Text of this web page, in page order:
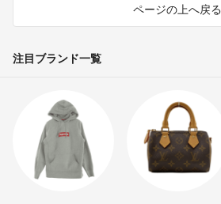
ページの上へ戻る
注目ブランド一覧